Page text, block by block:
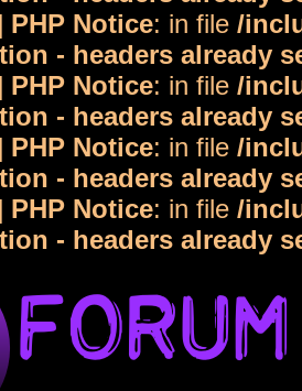
Notice: in file /
- headers already
Notice: in file /
- headers already
Notice: in file /
- headers already
Notice: in file /
- headers already